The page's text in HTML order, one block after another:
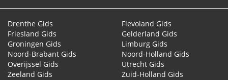
Drenthe Gids
Flevoland Gids
Friesland Gids
Gelderland Gids
Groningen Gids
Limburg Gids
Noord-Brabant Gids
Noord-Holland Gids
Overijssel Gids
Utrecht Gids
Zeeland Gids
Zuid-Holland Gids